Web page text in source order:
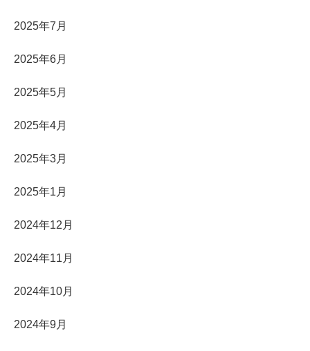
2025年7月
2025年6月
2025年5月
2025年4月
2025年3月
2025年1月
2024年12月
2024年11月
2024年10月
2024年9月